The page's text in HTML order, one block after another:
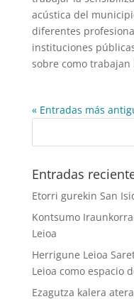
acústica del
diferentes
instituciones
sobre como trabajan
« Entradas más
Entradas
Etorri gurekin San
Kontsumo
Leioa
Herrigune Leioa
Leioa como espacio
Ezagutza kalera